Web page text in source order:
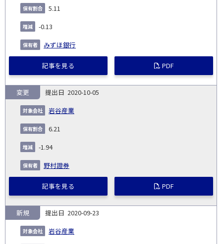
5.11
-0.13
みずほ銀行
記事を見る PDF
2020-10-05
岩谷産業
変更
6.21
-1.94
野村證券
記事を見る PDF
2020-09-23
岩谷産業
新規